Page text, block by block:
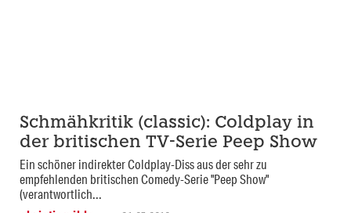
Schmähkritik (classic): Coldplay in
der britischen TV-Serie Peep Show
Ein schöner indirekter Coldplay-Diss aus der sehr zu
empfehlenden britischen Comedy-Serie "Peep Show"
(verantwortlich...